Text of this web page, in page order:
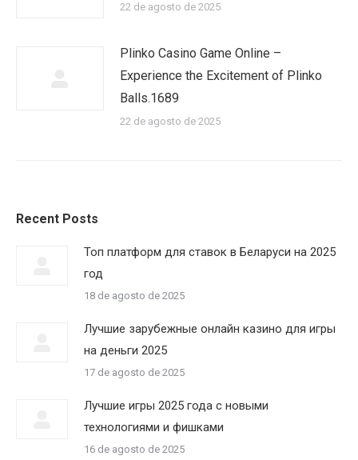
22 de agosto de 2025
Plinko Casino Game Online –
Experience the Excitement of Plinko
Balls.1689
22 de agosto de 2025
Recent Posts
Топ платформ для ставок в Беларуси на 2025
год
18 de agosto de 2025
Лучшие зарубежные онлайн казино для игры
на деньги 2025
17 de agosto de 2025
Лучшие игры 2025 года с новыми
технологиями и фишками
16 de agosto de 2025